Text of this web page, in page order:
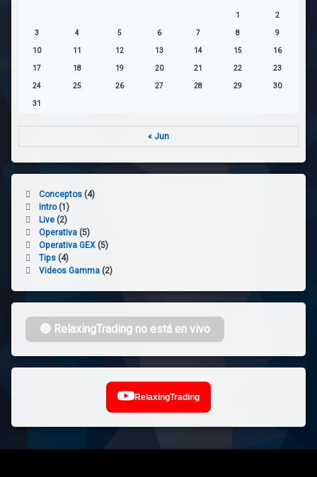
1 2
3 4 5 6 7 8 9
10 11 12 13 14 15 16
17 18 19 20 21 22 23
24 25 26 27 28 29 30
31
« Jun
Conceptos(4)
Intro(1)
Live(2)
Operativa(5)
Operativa GEX(5)
Tips(4)
Videos Gamma(2)
🔴 RelaxingTrading no está en vivo
RelaxingTrading